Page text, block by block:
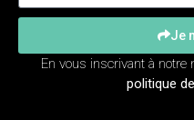
Je
En vous inscrivant à notre
politique